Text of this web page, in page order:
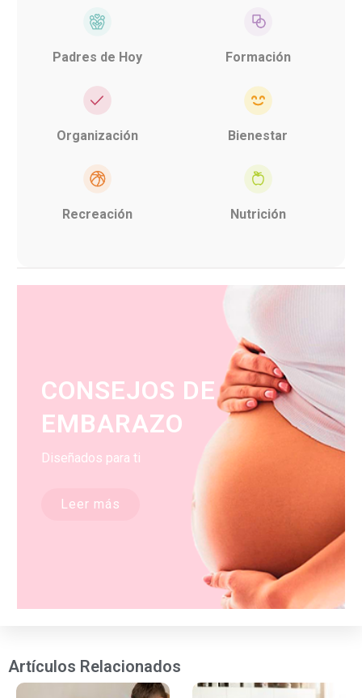
Padres de Hoy Formación
Organización Bienestar
Recreación Nutrición
CONSEJOS DE
EMBARAZO
Diseñados para ti
Leer más
Artículos Relacionados